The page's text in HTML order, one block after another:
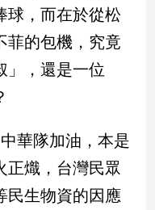
球，而在於從松
菲的包機，究竟
」，還是一位
華隊加油，本是
正熾，台灣民眾
民生物資的因應